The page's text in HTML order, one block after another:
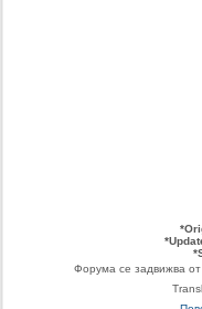
*
*
*
Форума се задвижва от